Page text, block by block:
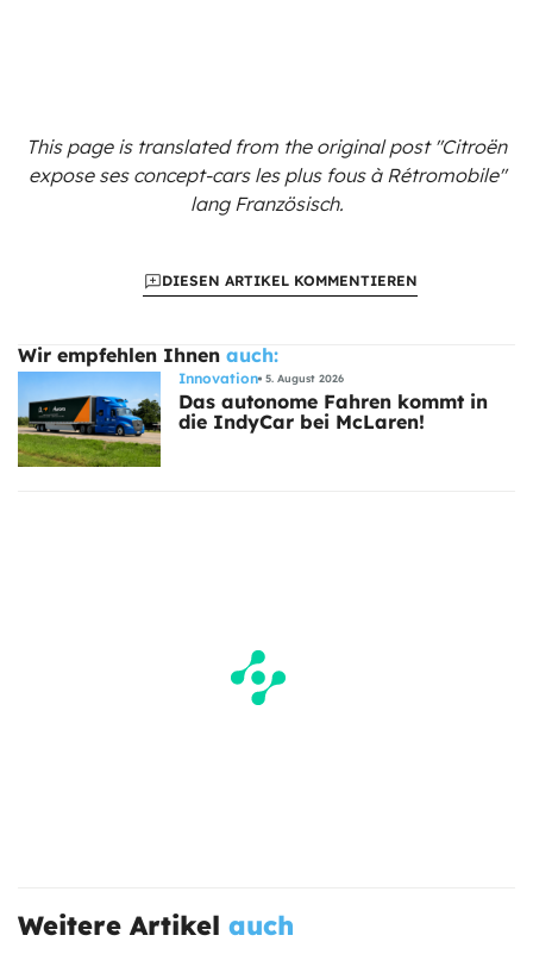
This page is translated from the originalpost "Citroën
expose ses concept-cars les plus fous à Rétromobile"
lang Französisch.
DIESEN ARTIKEL KOMMENTIEREN
Wir empfehlen Ihnen auch:
Innovation 5. August 2026
Das autonome Fahren kommt in
die IndyCar bei McLaren!
Weitere Artikel auch